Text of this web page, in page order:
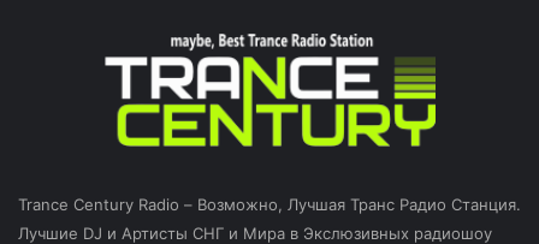
Trance Century Radio – Возможно, Лучшая Транс Радио Станция.
Лучшие DJ и Артисты СНГ и Мира в Экслюзивных радиошоу